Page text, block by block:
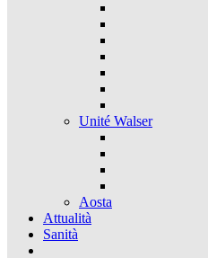
Unité Walser
Aosta
Attualità
Sanità